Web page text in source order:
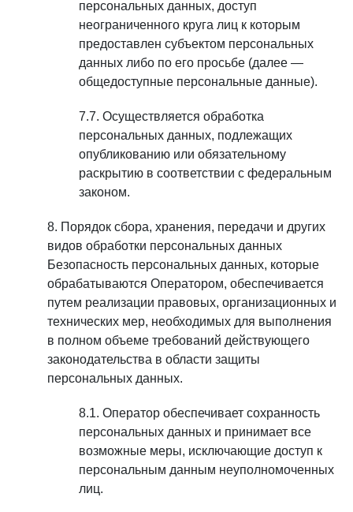
персональных данных, доступ
неограниченного круга лиц к которым
предоставлен субъектом персональных
данных либо по его просьбе (далее —
общедоступные персональные данные).
Осуществляется обработка
персональных данных, подлежащих
опубликованию или обязательному
раскрытию в соответствии с федеральным
законом.
Порядок сбора, хранения, передачи и других
видов обработки персональных данных
Безопасность персональных данных, которые
обрабатываются Оператором, обеспечивается
путем реализации правовых, организационных и
технических мер, необходимых для выполнения
в полном объеме требований действующего
законодательства в области защиты
персональных данных.
Оператор обеспечивает сохранность
персональных данных и принимает все
возможные меры, исключающие доступ к
персональным данным неуполномоченных
лиц.